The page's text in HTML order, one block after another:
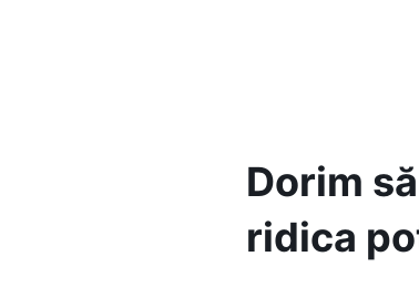
Dorim
ridica